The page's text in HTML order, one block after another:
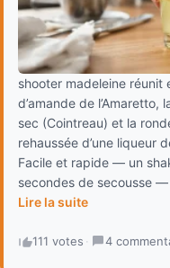
shooter madeleine réunit
d’amande de l’Amaretto,
sec (Cointreau) et la
rehaussée d’une liqueur
Facile et rapide — un
secondes de secousse
Lire la suite
111 votes · 4